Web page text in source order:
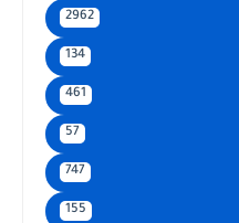
2962
134
461
57
747
155